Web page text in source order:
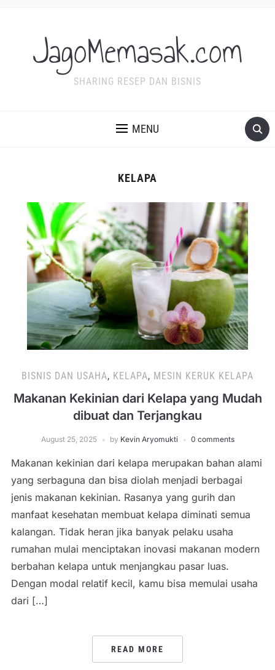
JagoMemasak.com
SHARING RESEP DAN BISNIS
MENU
KELAPA
BISNIS DAN USAHA, KELAPA, MESIN KERUK KELAPA
Makanan Kekinian dari Kelapa yang Mudah
dibuat dan Terjangkau
August 25, 2025 by Kevin Aryomukti 0 comments
Makanan kekinian dari kelapa merupakan bahan alami
yang serbaguna dan bisa diolah menjadi berbagai
jenis makanan kekinian. Rasanya yang gurih dan
manfaat kesehatan membuat kelapa diminati semua
kalangan. Tidak heran jika banyak pelaku usaha
rumahan mulai menciptakan inovasi makanan modern
berbahan kelapa untuk menjangkau pasar luas.
Dengan modal relatif kecil, kamu bisa memulai usaha
dari […]
READ MORE